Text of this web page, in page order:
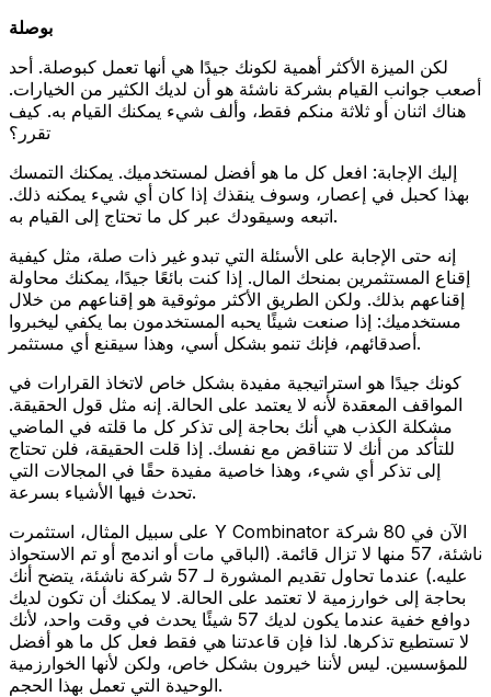
بوصلة
لكن الميزة الأكثر أهمية لكونك جيدًا هي أنها تعمل كبوصلة. أحد
أصعب جوانب القيام بشركة ناشئة هو أن لديك الكثير من الخيارات.
هناك اثنان أو ثلاثة منكم فقط، وألف شيء يمكنك القيام به. كيف
تقرر؟
إليك الإجابة: افعل كل ما هو أفضل لمستخدميك. يمكنك التمسك
بهذا كحبل في إعصار، وسوف ينقذك إذا كان أي شيء يمكنه ذلك.
اتبعه وسيقودك عبر كل ما تحتاج إلى القيام به.
إنه حتى الإجابة على الأسئلة التي تبدو غير ذات صلة، مثل كيفية
إقناع المستثمرين بمنحك المال. إذا كنت بائعًا جيدًا، يمكنك محاولة
إقناعهم بذلك. ولكن الطريق الأكثر موثوقية هو إقناعهم من خلال
مستخدميك: إذا صنعت شيئًا يحبه المستخدمون بما يكفي ليخبروا
أصدقائهم، فإنك تنمو بشكل أسي، وهذا سيقنع أي مستثمر.
كونك جيدًا هو استراتيجية مفيدة بشكل خاص لاتخاذ القرارات في
المواقف المعقدة لأنه لا يعتمد على الحالة. إنه مثل قول الحقيقة.
مشكلة الكذب هي أنك بحاجة إلى تذكر كل ما قلته في الماضي
للتأكد من أنك لا تتناقض مع نفسك. إذا قلت الحقيقة، فلن تحتاج
إلى تذكر أي شيء، وهذا خاصية مفيدة حقًا في المجالات التي
تحدث فيها الأشياء بسرعة.
على سبيل المثال، استثمرت Y Combinator الآن في 80 شركة
ناشئة، 57 منها لا تزال قائمة. (الباقي مات أو اندمج أو تم الاستحواذ
عليه.) عندما تحاول تقديم المشورة لـ 57 شركة ناشئة، يتضح أنك
بحاجة إلى خوارزمية لا تعتمد على الحالة. لا يمكنك أن تكون لديك
دوافع خفية عندما يكون لديك 57 شيئًا يحدث في وقت واحد، لأنك
لا تستطيع تذكرها. لذا فإن قاعدتنا هي فقط فعل كل ما هو أفضل
للمؤسسين. ليس لأننا خيرون بشكل خاص، ولكن لأنها الخوارزمية
الوحيدة التي تعمل بهذا الحجم.